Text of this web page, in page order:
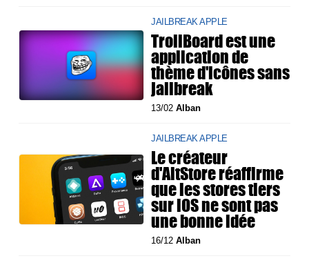
JAILBREAK APPLE
TrollBoard est une
application de
thème d'icônes sans
jailbreak
13/02Alban
JAILBREAK APPLE
Le créateur
d'AltStore réaffirme
que les stores tiers
sur iOS ne sont pas
une bonne idée
16/12Alban